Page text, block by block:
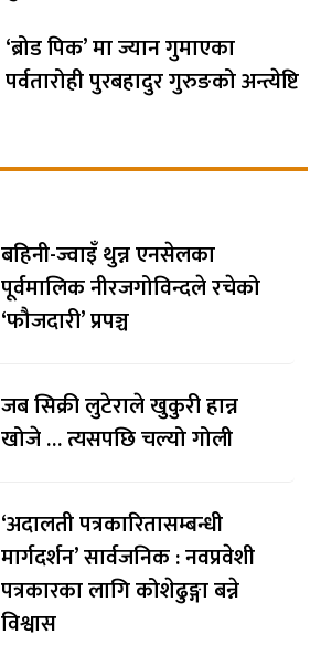
‘ब्रोड पिक’ मा ज्यान गुमाएका
पर्वतारोही पुरबहादुर गुरुङको अन्त्येष्टि
बहिनी-ज्वाइँ थुन्न एनसेलका
पूर्वमालिक नीरजगोविन्दले रचेको
‘फौजदारी’ प्रपञ्च
जब सिक्री लुटेराले खुकुरी हान्न
खोजे … त्यसपछि चल्यो गोली
‘अदालती पत्रकारितासम्बन्धी
मार्गदर्शन’ सार्वजनिक : नवप्रवेशी
पत्रकारका लागि कोशेढुङ्गा बन्ने
विश्वास